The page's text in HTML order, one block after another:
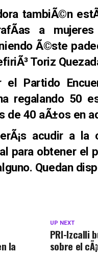
tambiÃ©n
a
Ã©ste
Toriz
Partido
regalando 50
de 40 aÃ±os en
acudir a la
para obtener el
Quedan
UP NEXT
PRI-Izcalli
sobre el
la